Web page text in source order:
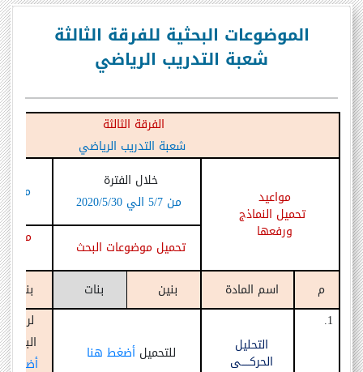
الموضوعات البحثية للفرقة الثالثة
شعبة التدريب الرياضي
الفرقة الثالثة
شعبة التدريب الرياضي
مواعيد
تحميل النماذج
ورفعها
خلال الفترة
من
5/7 الي 2020/5/30
تحميل موضوعات البحث
م
اسم المادة بنين بنات
بنين
1.
التحليل
الحركـــــى للتحميلأضغط هنا
لرفع
البحث
أضغط